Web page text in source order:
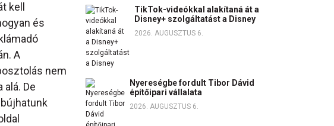
kell
és
A
nem
alá. De
TikTok-videókkal alakítaná át a
Disney+ szolgáltatást a Disney
2026. AUGUSZTUS 6.
Nyereségbe fordult Tibor Dávid
építőipari vállalata
2026. AUGUSZTUS 6.